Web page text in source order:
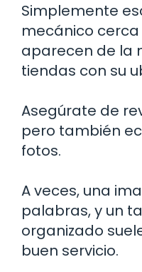
Simplemente
mecánico
aparecen de la
tiendas con su
Asegúrate de
pero también
fotos.
A veces, una
palabras, y un
organizado
buen servicio.